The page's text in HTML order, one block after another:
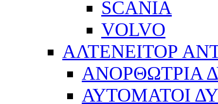
SCANIA
VOLVO
ΑΛΤΕΝΕΙΤΟΡ
ΑΝΟΡΘΩΤΡΙΑ
ΑΥΤΟΜΑΤΟΙ